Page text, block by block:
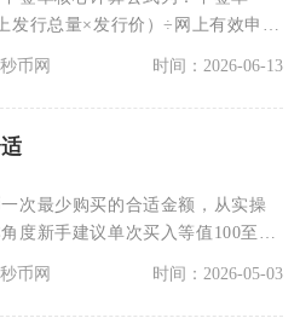
发行总量×发行价）÷网上有效申购
币网 时间：2026-06-13
一次最少购买的合适金额，从实操
度新手建议单次买入等值100至
币网 时间：2026-05-03